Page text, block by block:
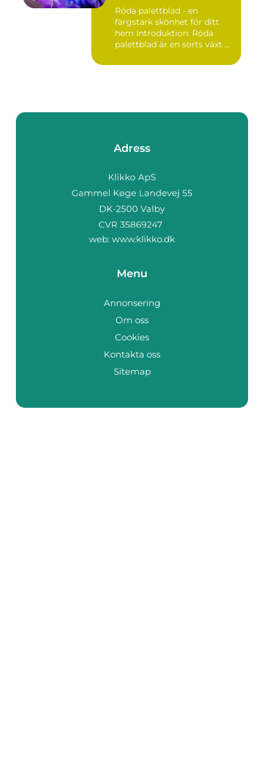
Röda palettblad - en
färgstark skönhet för ditt
hem Introduktion: Röda
palettblad är en sorts växt ...
Adress
web: www.klikko.dk
Menu
Annonsering
Om oss
Cookies
Kontakta oss
Sitemap